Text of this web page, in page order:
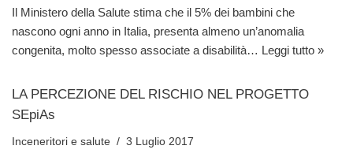
Il Ministero della Salute stima che il 5% dei bambini che
nascono ogni anno in Italia, presenta almeno un’anomalia
congenita, molto spesso associate a disabilità… Leggi tutto »
LA PERCEZIONE DEL RISCHIO NEL PROGETTO
SEpiAs
Inceneritori e salute 3 Luglio 2017